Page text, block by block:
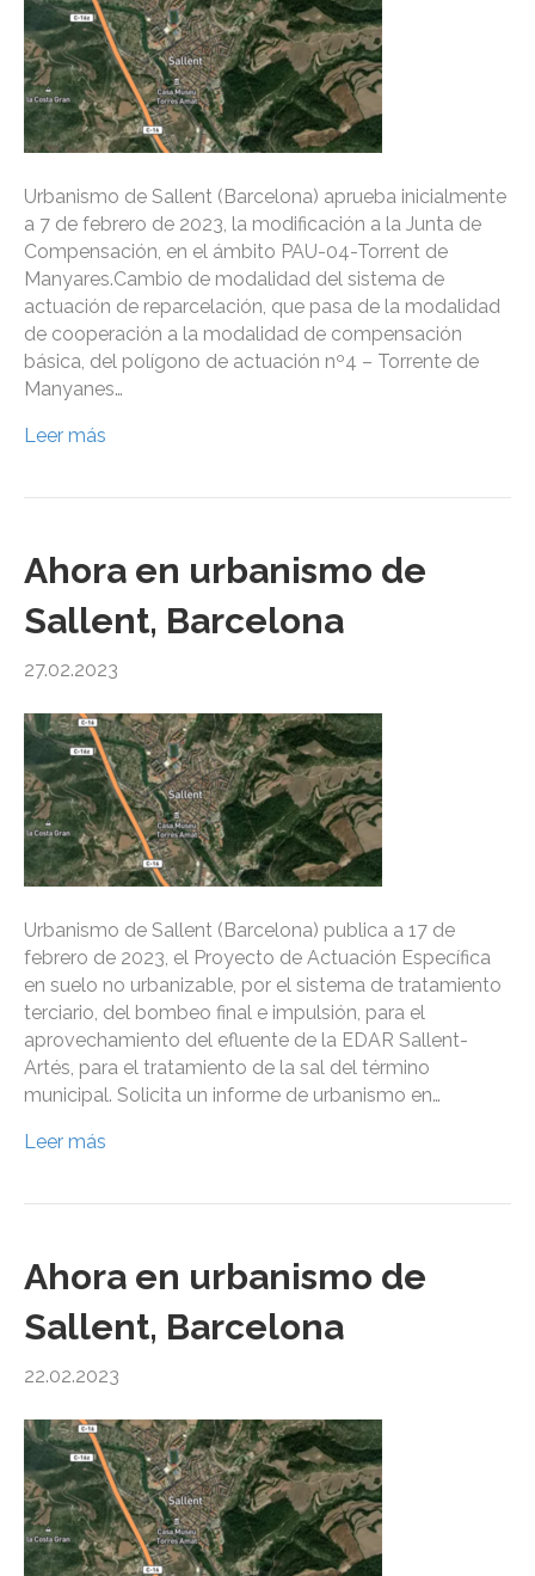
Urbanismo de Sallent (Barcelona) aprueba inicialmente
a 7 de febrero de 2023, la modificación a la Junta de
Compensación, en el ámbito PAU-04-Torrent de
Manyares.Cambio de modalidad del sistema de
actuación de reparcelación, que pasa de la modalidad
de cooperación a la modalidad de compensación
básica, del polígono de actuación nº4 – Torrente de
Manyanes…
Leer más
Ahora en urbanismo de
Sallent, Barcelona
27.02.2023
Urbanismo de Sallent (Barcelona) publica a 17 de
febrero de 2023, el Proyecto de Actuación Específica
en suelo no urbanizable, por el sistema de tratamiento
terciario, del bombeo final e impulsión, para el
aprovechamiento del efluente de la EDAR Sallent-
Artés, para el tratamiento de la sal del término
municipal. Solicita un informe de urbanismo en…
Leer más
Ahora en urbanismo de
Sallent, Barcelona
22.02.2023